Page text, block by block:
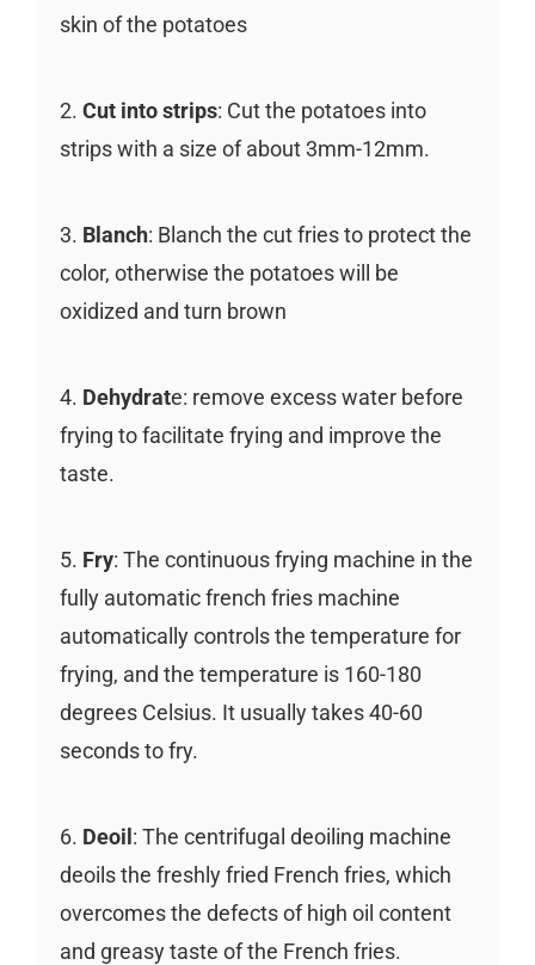
skin of the potatoes
2. Cut into strips: Cut the potatoes into
strips with a size of about 3mm-12mm.
3. Blanch: Blanch the cut fries to protect the
color, otherwise the potatoes will be
oxidized and turn brown
4. Dehydrate: remove excess water before
frying to facilitate frying and improve the
taste.
5. Fry: The continuous frying machine in the
fully automatic french fries machine
automatically controls the temperature for
frying, and the temperature is 160-180
degrees Celsius. It usually takes 40-60
seconds to fry.
6. Deoil: The centrifugal deoiling machine
deoils the freshly fried French fries, which
overcomes the defects of high oil content
and greasy taste of the French fries.